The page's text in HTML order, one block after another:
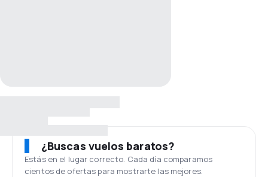
¿Buscas vuelos baratos?
Estás en el lugar correcto. Cada día comparamos
cientos de ofertas para mostrarte las mejores.